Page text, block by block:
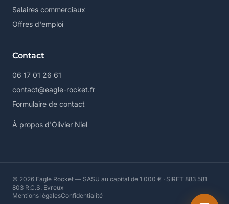
Salaires commerciaux
Offres d'emploi
Contact
06 17 01 26 61
contact@eagle-rocket.fr
Formulaire de contact
À propos d'Olivier Niel
© 2026 Eagle Rocket — SASU au capital de 1 000 € · SIRET 883 581
803 R.C.S. Evreux
Mentions légalesConfidentialité